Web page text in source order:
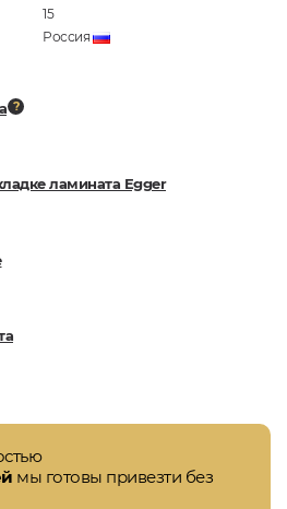
15
Россия
ламината Egger
мы готовы привезти без